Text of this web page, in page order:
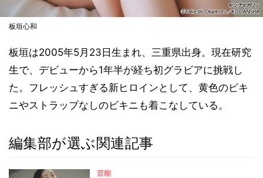
板垣心和
板垣は2005年5月23日生まれ、三重県出身。現在研究
生で、デビューから1年半が経ち初グラビアに挑戦し
た。フレッシュすぎる新ヒロインとして、黄色のビキ
ニやストラップなしのビキニも着こなしている。
編集部が選ぶ関連記事
芸能